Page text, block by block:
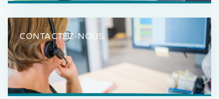
CONTACTEZ-NOUS